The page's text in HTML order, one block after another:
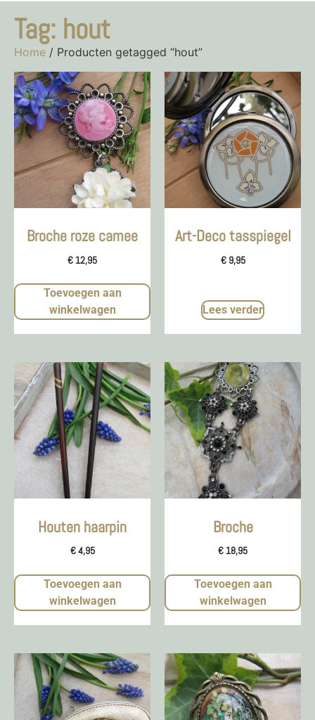
Tag: hout
Home / Producten getagged “hout”
Broche roze camee
€ 12,95
Toevoegen aan
winkelwagen
Art-Deco tasspiegel
€9,95
Lees verder
Houten haarpin
€4,95
Toevoegen aan
winkelwagen
Broche
€ 18,95
Toevoegen aan
winkelwagen